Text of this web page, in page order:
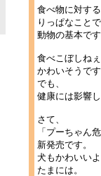
食べ物に対す
りっぱなこと
動物の基本で
食べこぼしね
かわいそうで
でも、
健康には影響
さて、
「プーちゃん
新発売です。
犬もかわいい
たまには。